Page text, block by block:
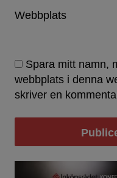
Webbplats
Spara mitt namn,
webbplats i denna
skriver en